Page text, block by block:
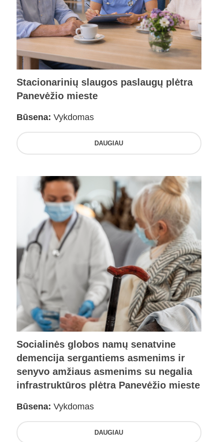
Stacionarinių slaugos paslaugų plėtra
Panevėžio mieste
Būsena: Vykdomas
DAUGIAU
Socialinės globos namų senatvine
demencija sergantiems asmenims ir
senyvo amžiaus asmenims su negalia
infrastruktūros plėtra Panevėžio mieste
Būsena: Vykdomas
DAUGIAU